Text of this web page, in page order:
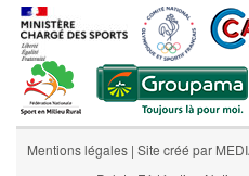
Mentions légales | Site créé par